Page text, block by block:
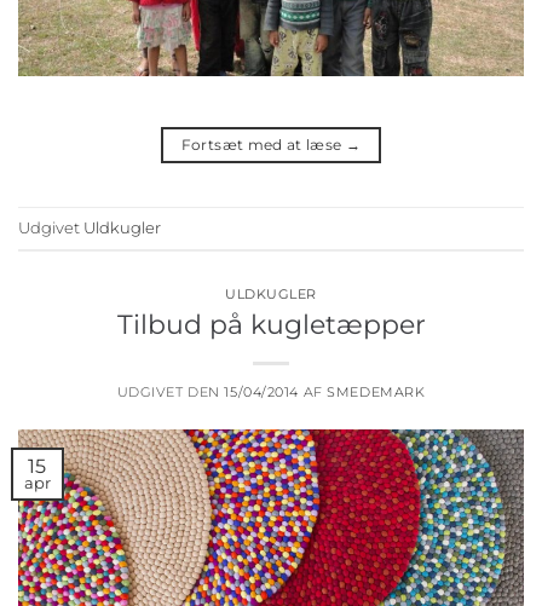
Fortsæt med at læse →
Udgivet Uldkugler
ULDKUGLER
Tilbud på kugletæpper
UDGIVET DEN15/04/2014 AFSMEDEMARK
15
apr